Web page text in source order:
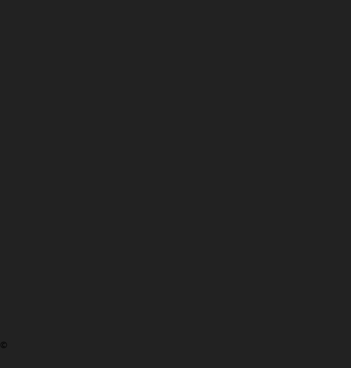
© 2020-2026 - התאחדות הקראטה בישראל | בניית האתר: אמציה דויטש